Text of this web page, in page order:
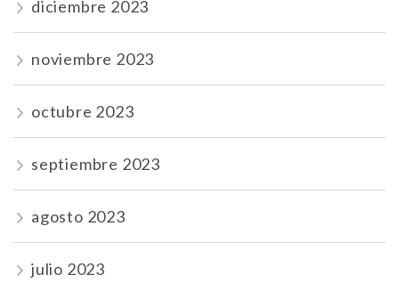
diciembre 2023
noviembre 2023
octubre 2023
septiembre 2023
agosto 2023
julio 2023